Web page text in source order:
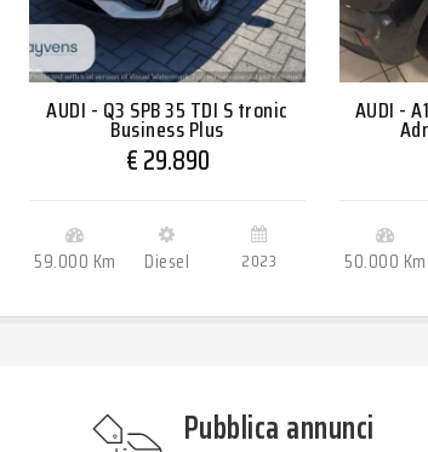
AUDI - Q3 SPB 35 TDI S tronic
Business Plus
€ 29.890
59.000 Km Diesel 2023
AUDI -
50.000 Km
Pubblica annunci